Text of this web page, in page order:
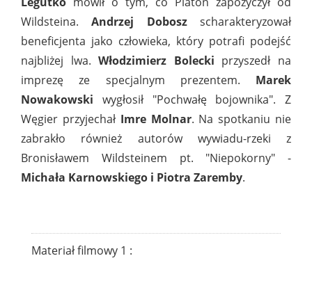
Wildsteina.Andrzej Doboszscharakteryzował
beneficjenta jako człowieka, który potrafi podejść
najbliżej lwa.Włodzimierz Bolecki przyszedł na
imprezę ze specjalnym prezentem. Marek
Nowakowski wygłosił "Pochwałę bojownika". Z
Węgier przyjechał Imre Molnar. Na spotkaniu nie
zabrakło również autorów wywiadu-rzeki z
Bronisławem Wildsteinem pt. "Niepokorny" -
Michała Karnowskiego i Piotra Zaremby.
Materiał filmowy 1 :